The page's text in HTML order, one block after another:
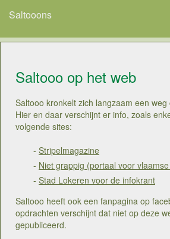
Saltooons
Saltooo op het web
Saltooo kronkelt zich langzaam een
Hier en daar verschijnt er info, zoals
volgende sites:
- Stripelmagazine
- Niet grappig (portaal voor
- Stad Lokeren voor de infokrant
Saltooo heeft ook een fanpagina op
opdrachten verschijnt dat niet op deze
gepubliceerd.